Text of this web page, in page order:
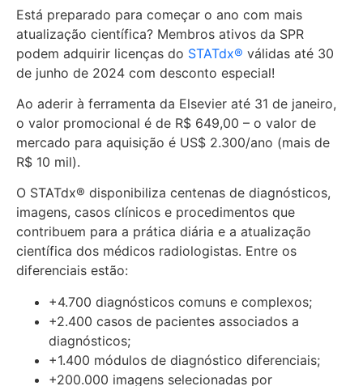
Está preparado para começar o ano com mais
atualização científica? Membros ativos da SPR
podem adquirir licenças do STATdx® válidas até 30
de junho de 2024 com desconto especial!
Ao aderir à ferramenta da Elsevier até 31 de janeiro,
o valor promocional é de R$ 649,00 – o valor de
mercado para aquisição é US$ 2.300/ano (mais de
R$ 10 mil).
O STATdx® disponibiliza centenas de diagnósticos,
imagens, casos clínicos e procedimentos que
contribuem para a prática diária e a atualização
científica dos médicos radiologistas. Entre os
diferenciais estão:
+4.700 diagnósticos comuns e complexos;
+2.400 casos de pacientes associados a
diagnósticos;
+1.400 módulos de diagnóstico diferenciais;
+200.000 imagens selecionadas por